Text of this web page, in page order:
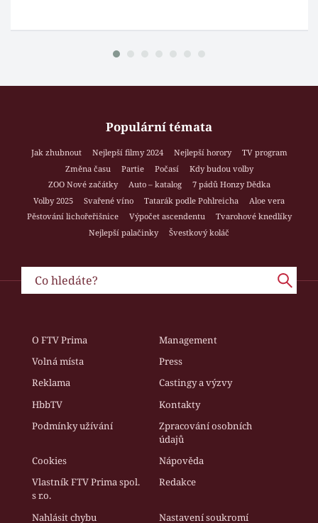
Populární témata
Jak zhubnout Nejlepší filmy 2024 Nejlepší horory
TV program
Změna času
Partie Počasí
Kdy budou volby
ZOO Nové začátky
Auto – katalog
7 pádů Honzy Dědka
Volby 2025
Svařené víno Tatarák podle Pohlreicha
Aloe vera
Pěstování lichořeřišnice
Výpočet ascendentu
Tvarohové knedlíky
Nejlepší palačinky
Švestkový koláč
O FTV Prima
Management
Volná místa
Press
Reklama
Castingy a výzvy
HbbTV
Kontakty
Podmínky užívání
Zpracování osobních
údajů
Cookies
Nápověda
Vlastník FTV Prima spol.
s r.o.
Redakce
Nahlásit chybu Nastavení soukromí